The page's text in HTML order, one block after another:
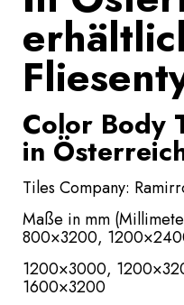
Color Body
in
Tiles Company:
Maße in mm
800×3200,
1200×3000,
1600×3200